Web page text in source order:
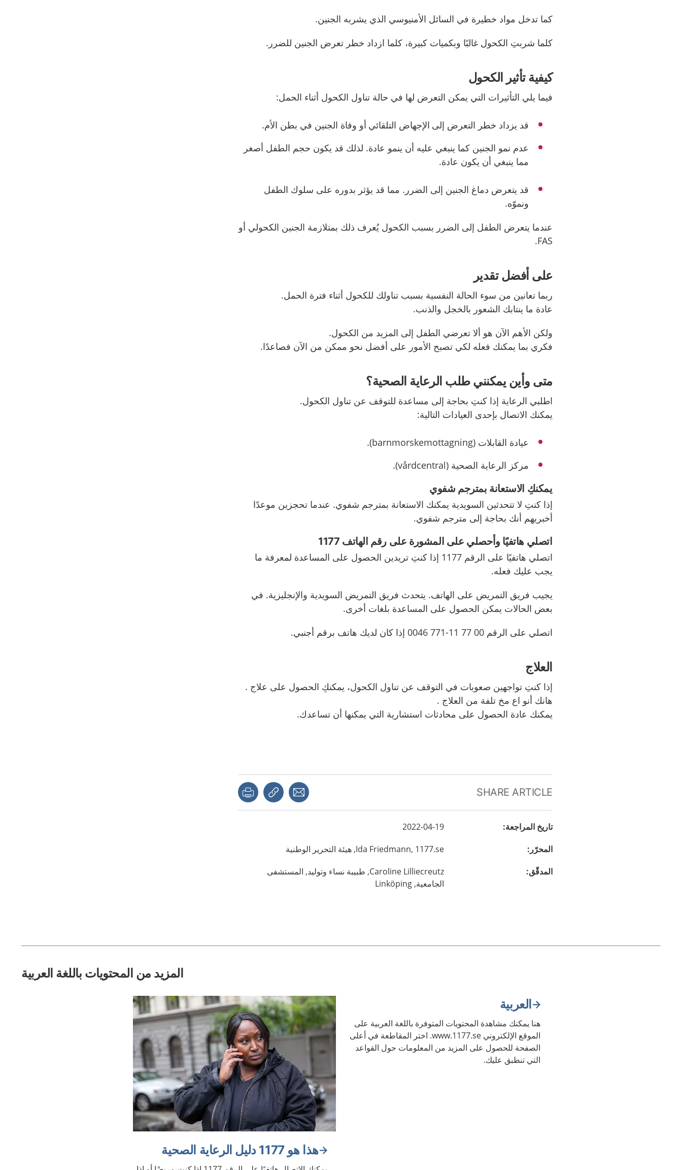
كما تدخل مواد خطيرة في السائل الأمنيوسي الذي يشربه الجنين.
كلما شربتِ الكحول غالبًا وبكميات كبيرة، كلما ازداد خطر تعرض الجنين للضرر .
كيفية تأثير الكحول
فيما يلي التأثيرات التي يمكن التعرض لها في حالة تناول الكحول أثناء الحمل:
قد يزداد خطر التعرض إلى الإجهاض التلقائي أو وفاة الجنين في بطن الأم.
عدم نمو الجنين كما ينبغي عليه أن ينمو عادة. لذلك قد يكون حجم الطفل أصغر
مما ينبغي أن يكون عادة.
قد يتعرض دماغ الجنين إلى الضرر . مما قد يؤثر بدوره على سلوك الطفل
ونموّه.
عندما يتعرض الطفل إلى الضرر بسبب الكحول يُعرف ذلك بمتلازمة الجنين الكحولي أو
FAS.
على أفضل تقدير
ربما تعانين من سوء الحالة النفسية بسبب تناولك للكحول أثناء فترة الحمل.
عادة ما ينتابك الشعور بالخجل والذنب.
ولكن الأهم الآن هو ألا تعرضي الطفل إلى المزيد من الكحول.
فكري بما يمكنك فعله لكي تصبح الأمور على أفضل نحو ممكن من الآن فصاعدًا.
متى وأين يمكنني طلب الرعاية الصحية؟
اطلبي الرعاية إذا كنتِ بحاجة إلى مساعدة للتوقف عن تناول الكحول.
يمكنك الاتصال بإحدى العيادات التالية:
عيادة القابلات(barnmorskemottagning).
مركز الرعاية الصحية(vårdcentral).
يمكنكِ الاستعانة بمترجم شفوي
إذا كنتِ لا تتحدثين السويدية يمكنك الاستعانة بمترجم شفوي. عندما تحجزين موعدًا
أخبريهم أنك بحاجة إلى مترجم شفوي.
اتصلي هاتفيًا وأحصلي على المشورة على رقم الهاتف 1177
اتصلي هاتفيًا على الرقم1177 إذا كنتِ تريدين الحصول على المساعدة لمعرفة ما
يجب عليك فعله.
يجيب فريق التمريض على الهاتف. يتحدث فريق التمريض السويدية والإنجليزية. في
بعض الحالات يمكن الحصول على المساعدة بلغات أخرى.
اتصلي على الرقم00 77 11-771 0046 إذا كان لديك هاتف برقم أجنبي.
العلاج
إذا كنتِ تواجھین صعوبات في التوقف عن تناول الكحول، یمكنكِ الحصول على علاج .
ھانك أنو اع مخ تلفة من العلاج .
يمكنك عادة الحصول على محادثات استشارية التي يمكنها أن تساعدك.
SHARE ARTICLE
Share with a friend
Copy link
تاريخ المراجعة:
2022-04-19
المحرّر :
Ida Friedmann, 1177.se, هيئة التحرير الوطنية
المدقّق:
Caroline Lilliecreutz, طبيبة نساء وتوليد, المستشفى
الجامعية, Linköping
المزيد من المحتويات باللغة العربية
العربية
هنا يمكنك مشاهدة المحتويات المتوفرة باللغة العربية على
الموقع الإلكتروني www.1177.se. اختر المقاطعة في أعلى
الصفحة للحصول على المزيد من المعلومات حول القواعد
التي تنطبق عليك.
هذا هو 1177 دليل الرعاية الصحية